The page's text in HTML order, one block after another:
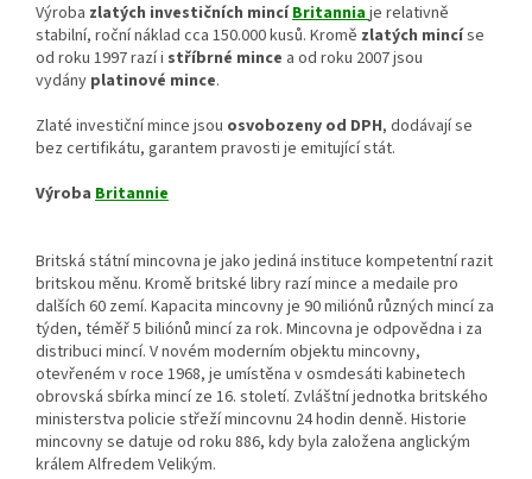
Výroba zlatých investičních mincíBritanniaje relativně
stabilní, roční náklad cca 150.000 kusů. Kromě zlatých mincíse
od roku 1997 razí i stříbrné mince a od roku 2007 jsou
vydány platinové mince.
Zlaté investiční mince jsou osvobozeny od DPH, dodávají se
bez certifikátu, garantem pravosti je emitující stát.
Výroba Britannie
Britská státní mincovna je jako jediná instituce kompetentní razit
britskou měnu. Kromě britské libry razí mince a medaile pro
dalších 60 zemí. Kapacita mincovny je 90 miliónů různých mincí za
týden, téměř 5 biliónů mincí za rok. Mincovna je odpovědna i za
distribuci mincí. V novém moderním objektu mincovny,
otevřeném v roce 1968, je umístěna v osmdesáti kabinetech
obrovská sbírka mincí ze 16. století. Zvláštní jednotka britského
ministerstva policie střeží mincovnu 24 hodin denně. Historie
mincovny se datuje od roku 886, kdy byla založena anglickým
králem Alfredem Velikým.